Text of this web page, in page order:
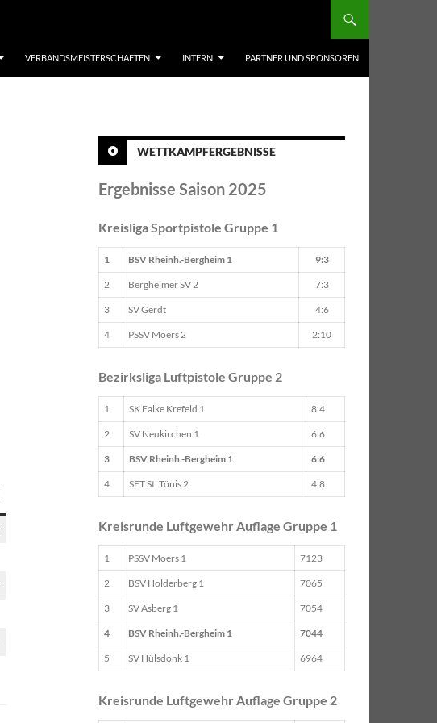
VERBANDSMEISTERSCHAFTEN INTERN PARTNER UND SPONSOREN
WETTKAMPFERGEBNISSE
Ergebnisse Saison 2025
Kreisliga Sportpistole Gruppe 1
1 BSV Rheinh.-Bergheim 1 9:3
2 Bergheimer SV 2 7:3
3 SV Gerdt 4:6
4 PSSV Moers 2 2:10
Bezirksliga Luftpistole Gruppe 2
1 SK Falke Krefeld 1 8:4
2 SV Neukirchen 1 6:6
3 BSV Rheinh.-Bergheim 1 6:6
4 SFT St. Tönis 2 4:8
Kreisrunde Luftgewehr Auflage Gruppe 1
1 PSSV Moers 1 7123
2 BSV Holderberg 1 7065
3 SV Asberg 1 7054
4 BSV Rheinh.-Bergheim 1 7044
5 SV Hülsdonk 1 6964
Kreisrunde Luftgewehr Auflage Gruppe 2